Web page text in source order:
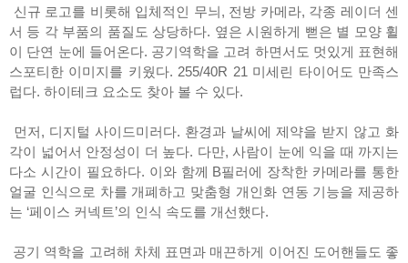
신규 로고를 비롯해 입체적인 무늬, 전방 카메라, 각종 레이더 센
서 등 각 부품의 품질도 상당하다. 옆은 시원하게 뻗은 별 모양 휠
이 단연 눈에 들어온다. 공기역학을 고려 하면서도 멋있게 표현해
스포티한 이미지를 키웠다. 255/40R 21 미세린 타이어도 만족스
럽다. 하이테크 요소도 찾아 볼 수 있다.
먼저, 디지털 사이드미러다. 환경과 날씨에 제약을 받지 않고 화
각이 넓어서 안정성이 더 높다. 다만, 사람이 눈에 익을 때 까지는
다소 시간이 필요하다. 이와 함께 B필러에 장착한 카메라를 통한
얼굴 인식으로 차를 개폐하고 맞춤형 개인화 연동 기능을 제공하
는 ‘페이스 커넥트’의 인식 속도를 개선했다.
공기 역학을 고려해 차체 표면과 매끈하게 이어진 도어핸들도 좋